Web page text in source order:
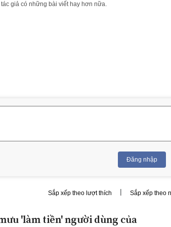
giả có những bài viết hay hơn nữa.
Đăng nhập
Sắp xếp theo lượt thích | Sắp xếp theo
'làm tiền' người dùng của